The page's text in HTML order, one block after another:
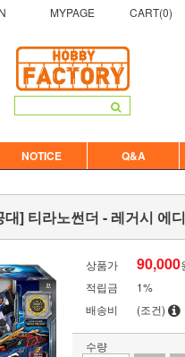
MYPAGE CART(0)
NOTICE Q&A
] 티라노썬더 - 레거시 에
상품가 90,000
적립금
1%
배송비
(조건)
수량